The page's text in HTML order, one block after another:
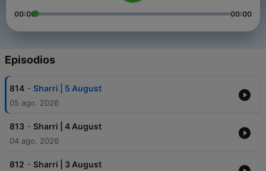
00:00 00:00
Episodios
814 - Sharri | 5 August
05 ago. 2026
813 - Sharri | 4 August
04 ago. 2026
812 - Sharri | 3 August